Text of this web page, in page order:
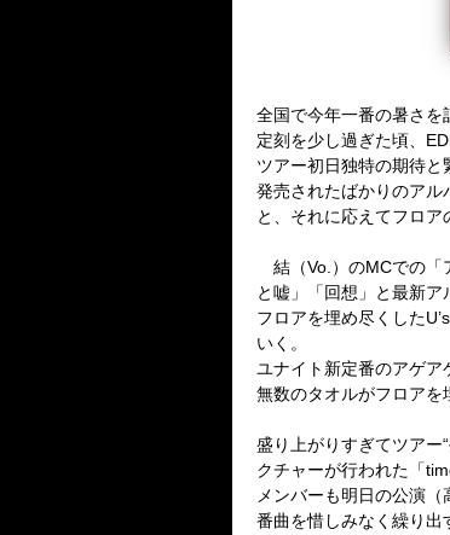
全国で今年一番の暑さを
定刻を少し過ぎた頃、
ツアー初日独特の期待と
発売されたばかりのアル
と、それに応えてフロア
結（Vo.）のMCでの「
と嘘」「回想」と最新ア
フロアを埋め尽くした
いく。
ユナイト新定番のアゲア
無数のタオルがフロアを
盛り上がりすぎてツアー
クチャーが行われた「
メンバーも明日の公演
番曲を惜しみなく繰り出